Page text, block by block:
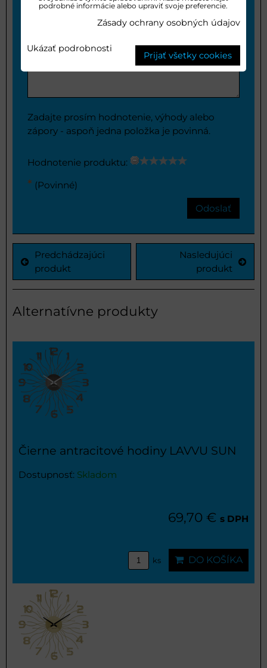
Zadajte prosím hodnotenie, výhody alebo
zápory - aspoň jedna položka je povinná.
Hodnotenie produktu:
* (Povinné)
Odoslať
Predchádzajúci
produkt
Nasledujúci
produkt
Alternatívne produkty
Čierne antracitové hodiny LAVVU SUN
Dostupnosť: Skladom
69,70 € s DPH
ks DO KOŠÍKA
podrobné informácie alebo upraviť svoje preferencie.
Zásady ochrany osobných údajov
Ukázať podrobnosti
Prijať všetky cookies